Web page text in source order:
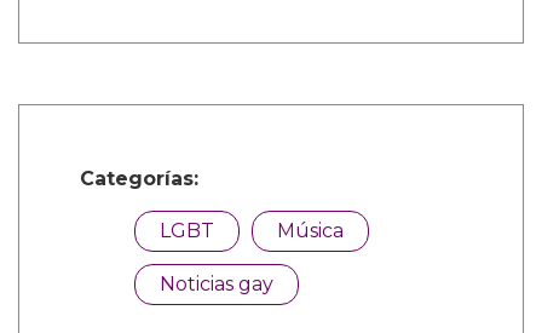
Categorías:
LGBT Música
Noticias gay